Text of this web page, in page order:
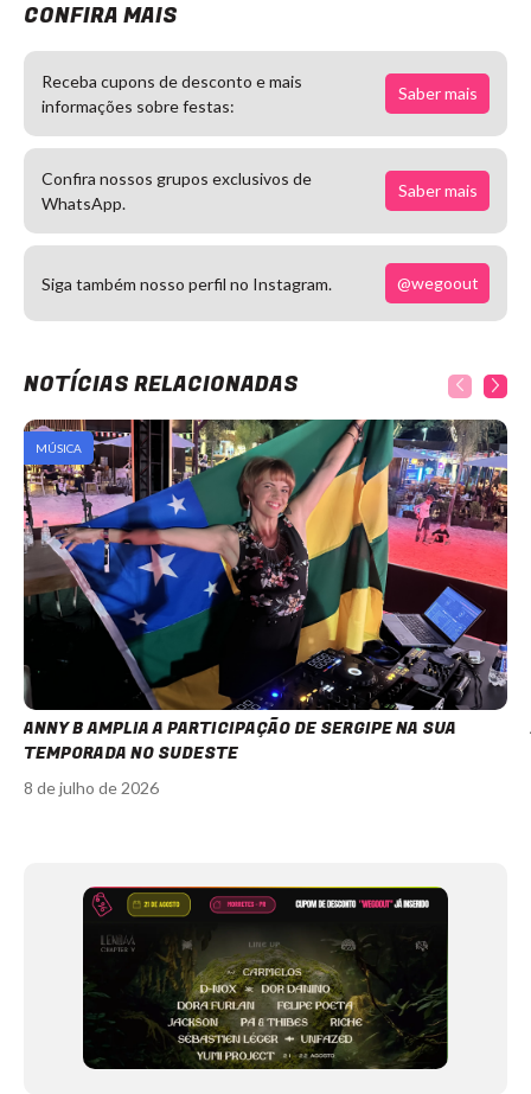
CONFIRA MAIS
Receba cupons de desconto e mais
informações sobre festas:
Saber mais
Confira nossos grupos exclusivos de
WhatsApp.
Saber mais
Siga também nosso perfil no Instagram. @wegoout
NOTÍCIAS RELACIONADAS
MÚSICA
ANNY B AMPLIA A PARTICIPAÇÃO DE SERGIPE NA SUA
TEMPORADA NO SUDESTE
8 de julho de 2026